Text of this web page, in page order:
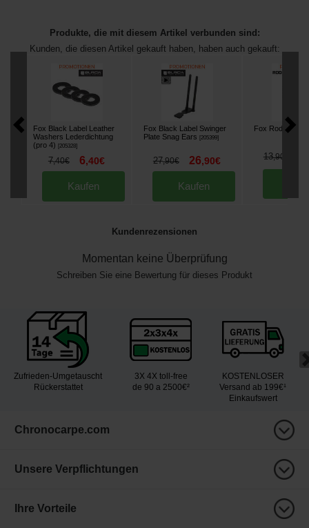
Produkte, die mit diesem Artikel verbunden sind:
Kunden, die diesen Artikel gekauft haben, haben auch gekauft:
Fox Black Label Leather
Washers Lederdichtung
(pro 4)
[205328]
7,40€ 6,40€
Kaufen
Fox Black Label Swinger
Plate Snag Ears
[205399]
27,90€ 26,90€
Kaufen
Fox Rod Lok
13,90
Kundenrezensionen
Momentan keine Überprüfung
Schreiben Sie eine Bewertung für dieses Produkt
Zufrieden-Umgetauscht
Rückerstattet
3X 4X toll-free
de 90 a 2500€²
KOSTENLOSER
Versand ab 199€¹
Einkaufswert
Chronocarpe.com
Unsere Verpflichtungen
Ihre Vorteile